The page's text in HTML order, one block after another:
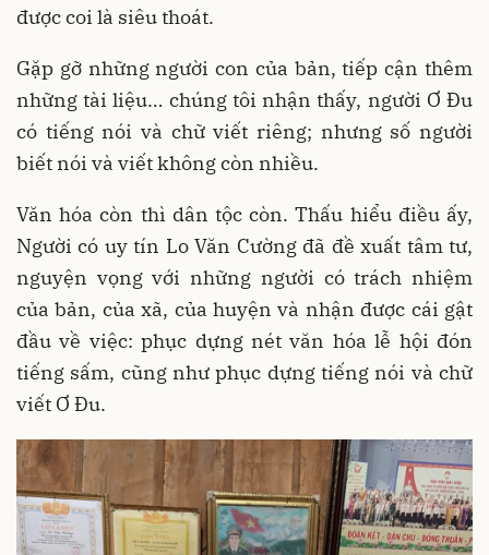
được coi là siêu thoát.
Gặp gỡ những người con của bản, tiếp cận thêm
những tài liệu… chúng tôi nhận thấy, người Ơ Đu
có tiếng nói và chữ viết riêng; nhưng số người
biết nói và viết không còn nhiều.
Văn hóa còn thì dân tộc còn. Thấu hiểu điều ấy,
Người có uy tín Lo Văn Cường đã đề xuất tâm tư,
nguyện vọng với những người có trách nhiệm
của bản, của xã, của huyện và nhận được cái gật
đầu về việc: phục dựng nét văn hóa lễ hội đón
tiếng sấm, cũng như phục dựng tiếng nói và chữ
viết Ơ Đu.